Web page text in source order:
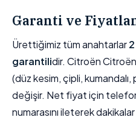
Garanti ve
Ürettiğimiz tüm anahtarlar
garantilidir. Citroën
(düz kesim, çipli, kumandalı,
değişir. Net fiyat için
numarasını ileterek